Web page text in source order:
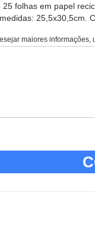
folhas em papel
25,5x30,5cm.
maiores informações,